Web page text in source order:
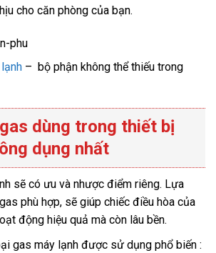
cho căn phòng của bạn.
– bộ phận không thể thiếu trong
dùng trong thiết bị
dụng nhất
sẽ có ưu và nhược điểm riêng. Lựa
phù hợp, sẽ giúp chiếc điều hòa của
động hiệu quả mà còn lâu bền.
gas máy lạnh được sử dụng phổ biến :